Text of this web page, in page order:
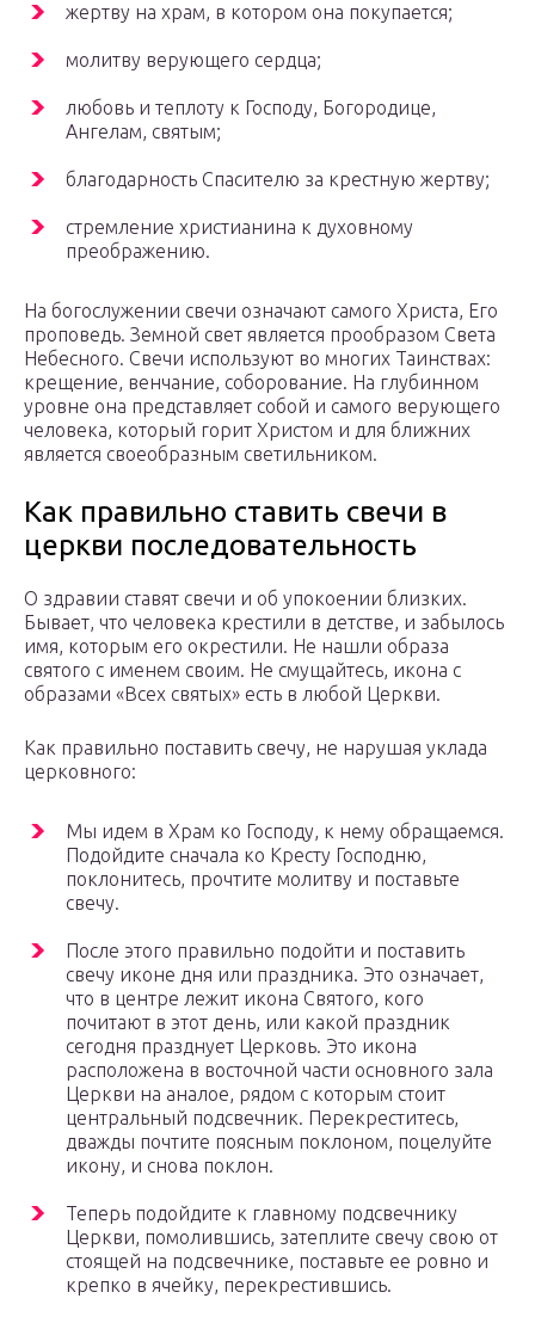
жертву на храм, в котором она покупается;
молитву верующего сердца;
любовь и теплоту к Господу, Богородице,
Ангелам, святым;
благодарность Спасителю за крестную жертву;
стремление христианина к духовному
преображению.
На богослужении свечи означают самого Христа, Его
проповедь. Земной свет является прообразом Света
Небесного. Свечи используют во многих Таинствах:
крещение, венчание, соборование. На глубинном
уровне она представляет собой и самого верующего
человека, который горит Христом и для ближних
является своеобразным светильником.
Как правильно ставить свечи в
церкви последовательность
О здравии ставят свечи и об упокоении близких.
Бывает, что человека крестили в детстве, и забылось
имя, которым его окрестили. Не нашли образа
святого с именем своим. Не смущайтесь, икона с
образами «Всех святых» есть в любой Церкви.
Как правильно поставить свечу, не нарушая уклада
церковного:
Мы идем в Храм ко Господу, к нему обращаемся.
Подойдите сначала ко Кресту Господню,
поклонитесь, прочтите молитву и поставьте
свечу.
После этого правильно подойти и поставить
свечу иконе дня или праздника. Это означает,
что в центре лежит икона Святого, кого
почитают в этот день, или какой праздник
сегодня празднует Церковь. Это икона
расположена в восточной части основного зала
Церкви на аналое, рядом с которым стоит
центральный подсвечник. Перекреститесь,
дважды почтите поясным поклоном, поцелуйте
икону, и снова поклон.
Теперь подойдите к главному подсвечнику
Церкви, помолившись, затеплите свечу свою от
стоящей на подсвечнике, поставьте ее ровно и
крепко в ячейку, перекрестившись.